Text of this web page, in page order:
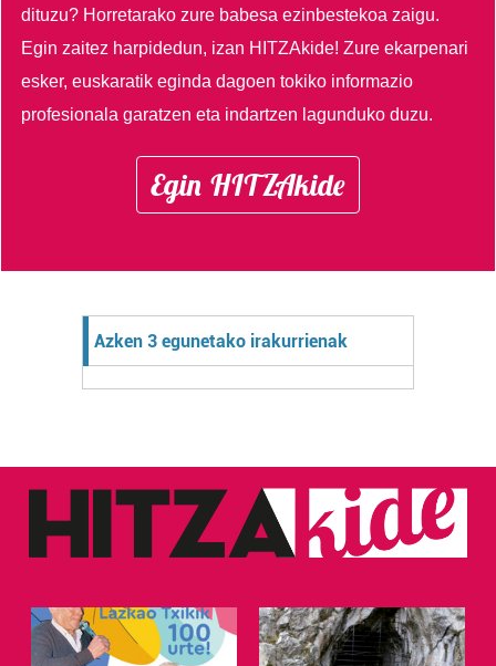
dituzu? Horretarako zure babesa ezinbestekoa zaigu.
Egin zaitez harpidedun, izan HITZAkide!Zure ekarpenari
esker, euskaratik eginda dagoen tokiko informazio
profesionala garatzen eta indartzen lagunduko duzu.
Egin HITZAkide
Azken 3 egunetako irakurrienak